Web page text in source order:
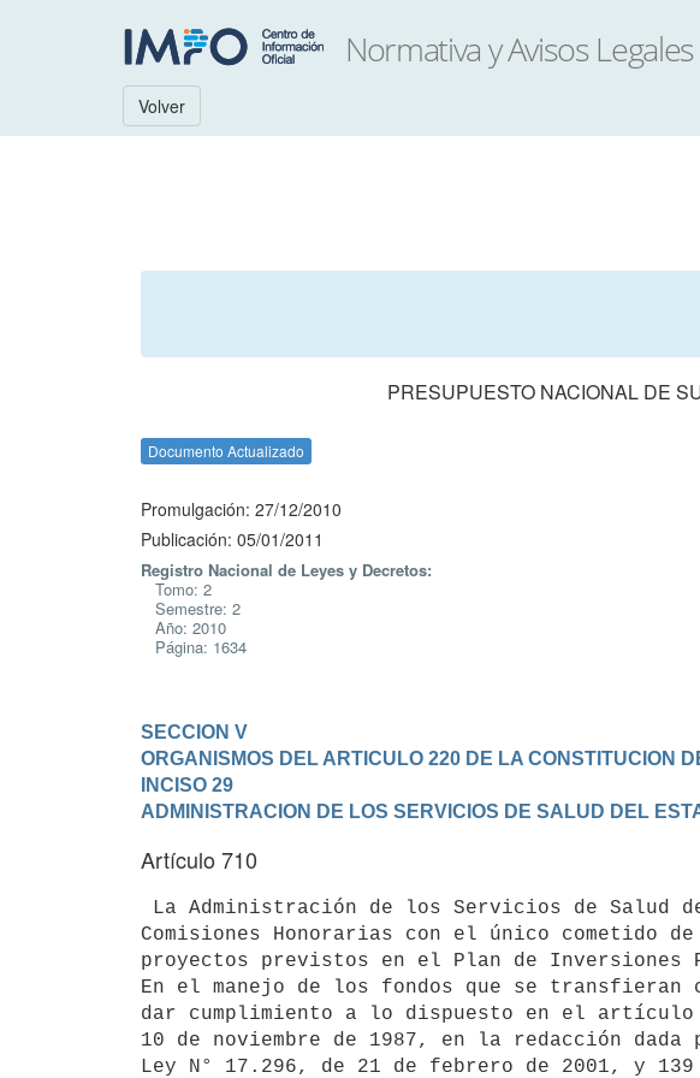
Volver
PRESUPUESTO NACIONAL DE
Documento Actualizado
Promulgación: 27/12/2010
Publicación: 05/01/2011
Registro Nacional de Leyes y Decretos:
Tomo: 2
Semestre: 2
Año: 2010
Página: 1634
SECCION V
ORGANISMOS DEL ARTICULO 220 DE LA CONSTITUCION
INCISO 29
ADMINISTRACION DE LOS SERVICIOS DE SALUD DEL
Artículo 710
Comisiones Honorarias con el único cometido
proyectos previstos en el Plan de Inversiones
En el manejo de los fondos que se transfieran
dar cumplimiento a lo dispuesto en el artículo
10 de noviembre de 1987, en la redacción
Ley N° 17.296, de 21 de febrero de 2001, y